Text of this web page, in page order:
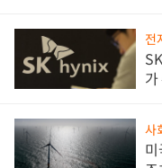
전
가
사